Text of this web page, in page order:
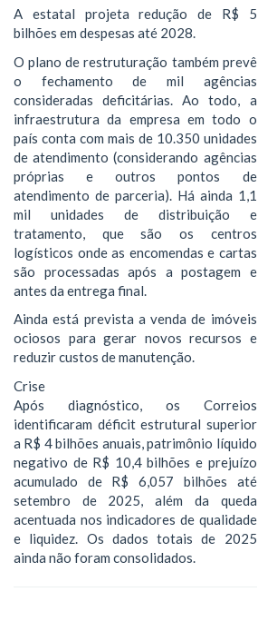
A estatal projeta redução de R$ 5
bilhões em despesas até 2028.
O plano de restruturação também prevê
o fechamento de mil agências
consideradas deficitárias. Ao todo, a
infraestrutura da empresa em todo o
país conta com mais de 10.350 unidades
de atendimento (considerando agências
próprias e outros pontos de
atendimento de parceria). Há ainda 1,1
mil unidades de distribuição e
tratamento, que são os centros
logísticos onde as encomendas e cartas
são processadas após a postagem e
antes da entrega final.
Ainda está prevista a venda de imóveis
ociosos para gerar novos recursos e
reduzir custos de manutenção.
Crise
Após diagnóstico, os Correios
identificaram déficit estrutural superior
a R$ 4 bilhões anuais, patrimônio líquido
negativo de R$ 10,4 bilhões e prejuízo
acumulado de R$ 6,057 bilhões até
setembro de 2025, além da queda
acentuada nos indicadores de qualidade
e liquidez. Os dados totais de 2025
ainda não foram consolidados.